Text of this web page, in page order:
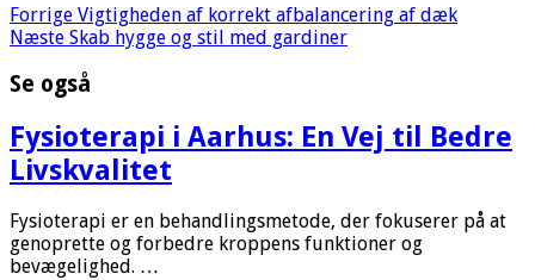
Forrige Vigtigheden af korrekt afbalancering af dæk
Næste Skab hygge og stil med gardiner
Se også
Fysioterapi i Aarhus: En Vej til Bedre
Livskvalitet
Fysioterapi er en behandlingsmetode, der fokuserer på at
genoprette og forbedre kroppens funktioner og
bevægelighed. …